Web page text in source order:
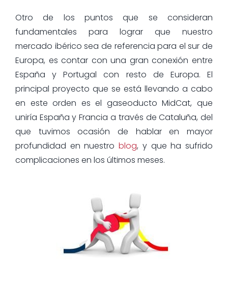
Otro de los puntos que se consideran
fundamentales para lograr que nuestro
mercado ibérico sea de referencia para el sur de
Europa, es contar con una gran conexión entre
España y Portugal con resto de Europa. El
principal proyecto que se está llevando a cabo
en este orden es el gaseoducto MidCat, que
uniría España y Francia a través de Cataluña, del
que tuvimos ocasión de hablar en mayor
profundidad en nuestroblog, y que ha sufrido
complicaciones en los últimos meses.